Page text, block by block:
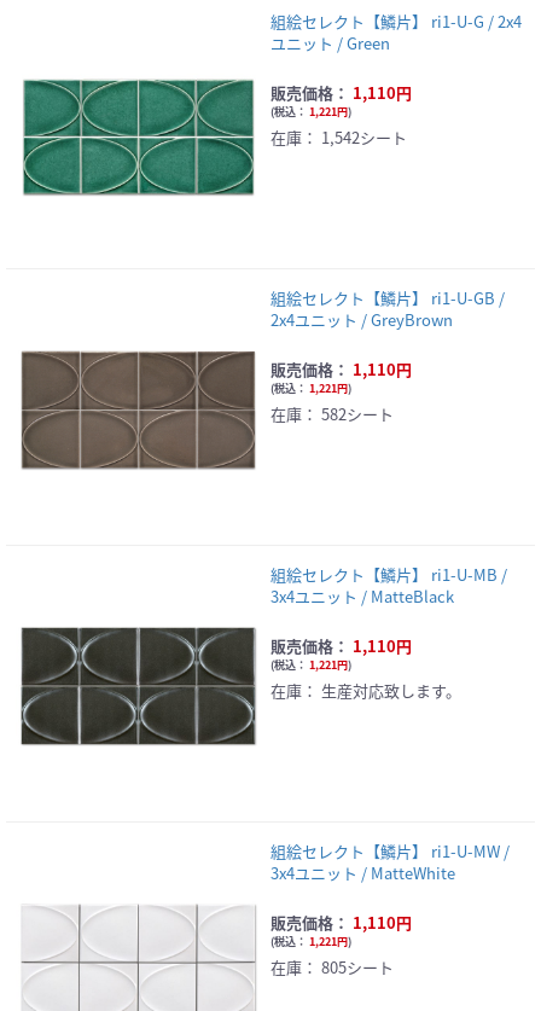
組絵セレクト【鱗片】 ri1-U-G / 2x4
ユニット / Green
販売価格： 1,110円
(税込： 1,221円)
在庫： 1,542シート
組絵セレクト【鱗片】 ri1-U-GB /
2x4ユニット / GreyBrown
販売価格： 1,110円
(税込： 1,221円)
在庫： 582シート
組絵セレクト【鱗片】 ri1-U-MB /
3x4ユニット / MatteBlack
販売価格： 1,110円
(税込： 1,221円)
在庫： 生産対応致します。
組絵セレクト【鱗片】 ri1-U-MW /
3x4ユニット / MatteWhite
販売価格： 1,110円
(税込： 1,221円)
在庫： 805シート